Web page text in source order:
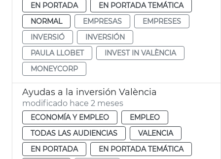
EN PORTADA
EN PORTADA TEMÁTICA
NORMAL
EMPRESAS
EMPRESES
INVERSIÓ
INVERSIÓN
PAULA LLOBET
INVEST IN VALÈNCIA
MONEYCORP
Ayudas a la inversión València
modificado hace 2 meses
ECONOMÍA Y EMPLEO
EMPLEO
TODAS LAS AUDIENCIAS
VALENCIA
EN PORTADA
EN PORTADA TEMÁTICA